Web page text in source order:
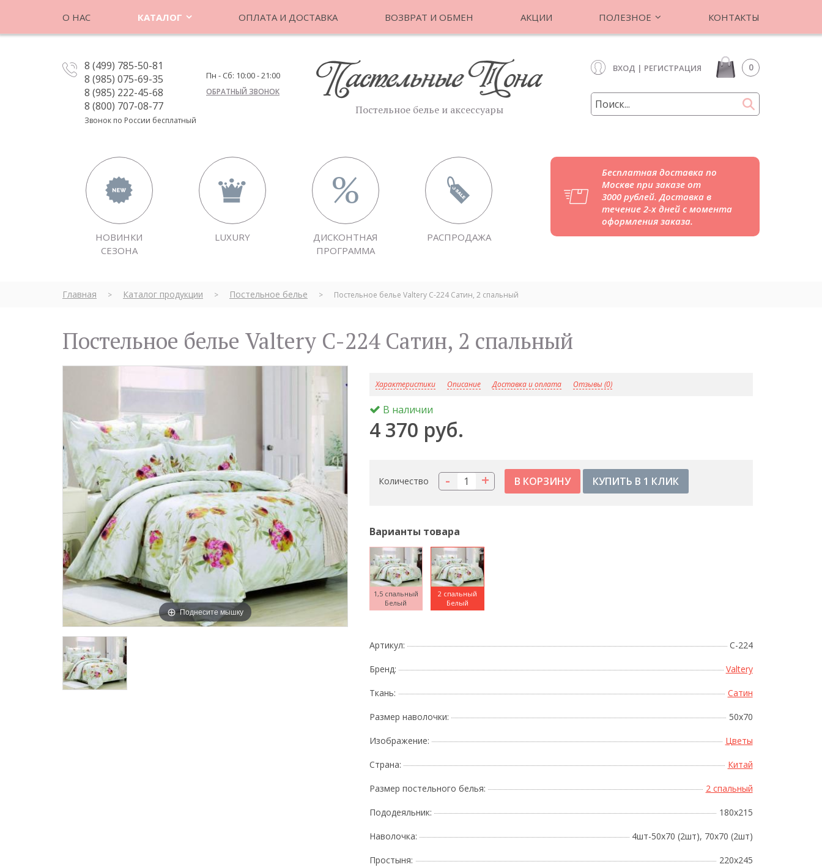
О НАС КАТАЛОГ ОПЛАТА И ДОСТАВКА ВОЗВРАТ И ОБМЕН АКЦИИ ПОЛЕЗНОЕ КОНТАКТЫ
8 (499) 785-50-81
8 (985) 075-69-35
8 (985) 222-45-68
8 (800) 707-08-77
Звонок по России бесплатный
Пн - Сб: 10:00 - 21:00
ОБРАТНЫЙ ЗВОНОК
ВХОД | РЕГИСТРАЦИЯ 0
Постельное белье и аксессуары
НОВИНКИ
СЕЗОНА
LUXURY
ДИСКОНТНАЯ
ПРОГРАММА
РАСПРОДАЖА
Бесплатная доставка по
Москве при заказе от
3000 рублей. Доставка в
течение 2-х дней с момента
оформления заказа.
Главная > Каталог продукции > Постельное белье > Постельное белье Valtery C-224 Сатин, 2 спальный
Постельное белье Valtery C-224 Сатин, 2 спальный
Поднесите мышку Поднесите мышку
Характеристики Описание Доставка и оплата Отзывы (0)
В наличии
4 370 руб.
Количество +
- КУПИТЬ В 1 КЛИК
Варианты товара
1,5 спальный
Белый
2 спальный
Белый
Артикул: C-224
Бренд: Valtery
Ткань: Сатин
Размер наволочки: 50x70
Изображение: Цветы
Страна: Китай
Размер постельного белья: 2 спальный
Пододеяльник: 180х215
Наволочка: 4шт-50х70 (2шт), 70х70 (2шт)
Простыня: 220х245